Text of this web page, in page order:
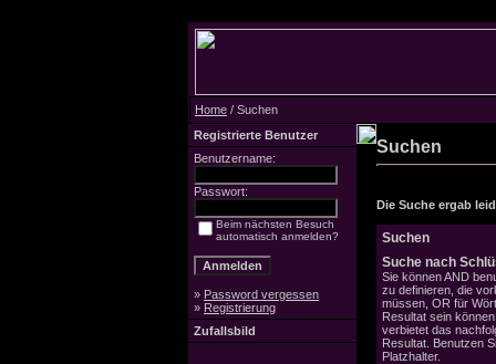
Home / Suchen
Registrierte Benutzer
Benutzername:
Passwort:
Beim nächsten Besuch
automatisch anmelden?
» Password vergessen
» Registrierung
Zufallsbild
Suchen
Die Suche ergab
Suchen
Suche nach
Sie können AND
zu definieren, die
müssen, OR für
Resultat sein
verbietet das
Resultat. Benutzen
Platzhalter.